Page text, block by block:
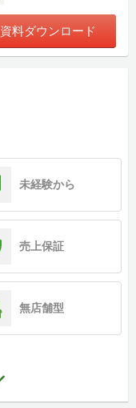
資料ダウンロード
未経験から
売上保証
無店舗型